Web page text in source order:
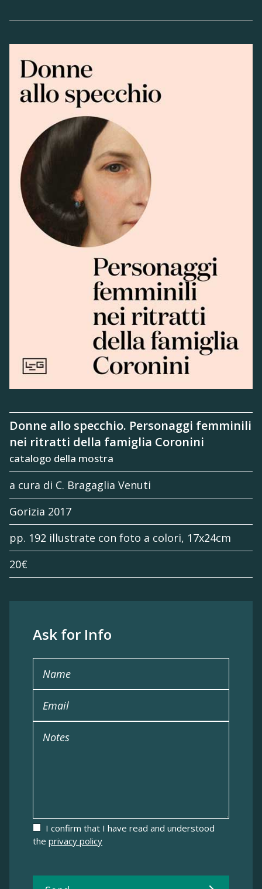
Donne allo specchio. Personaggi femminili
nei ritratti della famiglia Coronini
catalogo della mostra
a cura di C. Bragaglia Venuti
Gorizia 2017
pp. 192 illustrate con foto a colori, 17x24cm
20€
Ask for Info
I confirm that I have read and understood
the privacy policy